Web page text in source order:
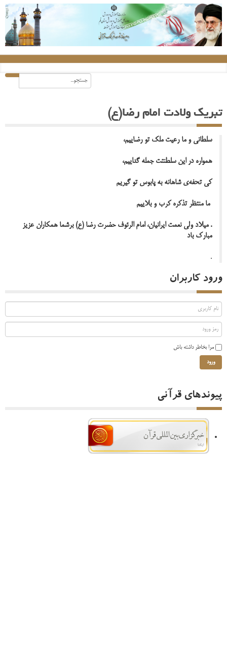
تبریک ولادت امام رضا(ع)
سلطانی و ما رعیت ملک تو رضاییم،
همواره در این سلطنتت جمله گداییم،
کی تحفه‌ی شاهانه به پابوس تو گیریم
ما منتظر تذکره کرب و بلاییم
. میلاد ولی نعمت ایرانیان، امام الرئوف حضرت رضا (ع) برشما همکاران عزیز
مبارک باد
.
ورود کاربران
مرا بخاطر داشته باش
ورود
پیوندهای قرآنی